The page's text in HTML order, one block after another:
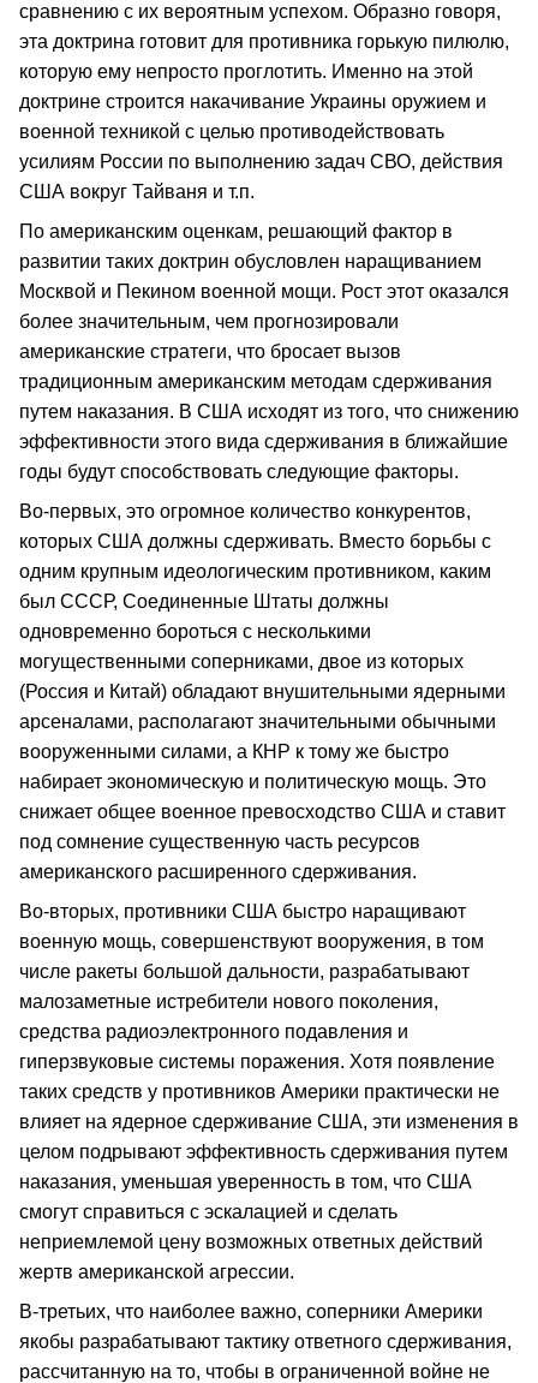
сравнению с их вероятным успехом. Образно говоря,
эта доктрина готовит для противника горькую пилюлю,
которую ему непросто проглотить. Именно на этой
доктрине строится накачивание Украины оружием и
военной техникой с целью противодействовать
усилиям России по выполнению задач СВО, действия
США вокруг Тайваня и т.п.
По американским оценкам, решающий фактор в
развитии таких доктрин обусловлен наращиванием
Москвой и Пекином военной мощи. Рост этот оказался
более значительным, чем прогнозировали
американские стратеги, что бросает вызов
традиционным американским методам сдерживания
путем наказания. В США исходят из того, что снижению
эффективности этого вида сдерживания в ближайшие
годы будут способствовать следующие факторы.
Во-первых, это огромное количество конкурентов,
которых США должны сдерживать. Вместо борьбы с
одним крупным идеологическим противником, каким
был СССР, Соединенные Штаты должны
одновременно бороться с несколькими
могущественными соперниками, двое из которых
(Россия и Китай) обладают внушительными ядерными
арсеналами, располагают значительными обычными
вооруженными силами, а КНР к тому же быстро
набирает экономическую и политическую мощь. Это
снижает общее военное превосходство США и ставит
под сомнение существенную часть ресурсов
американского расширенного сдерживания.
Во-вторых, противники США быстро наращивают
военную мощь, совершенствуют вооружения, в том
числе ракеты большой дальности, разрабатывают
малозаметные истребители нового поколения,
средства радиоэлектронного подавления и
гиперзвуковые системы поражения. Хотя появление
таких средств у противников Америки практически не
влияет на ядерное сдерживание США, эти изменения в
целом подрывают эффективность сдерживания путем
наказания, уменьшая уверенность в том, что США
смогут справиться с эскалацией и сделать
неприемлемой цену возможных ответных действий
жертв американской агрессии.
В-третьих, что наиболее важно, соперники Америки
якобы разрабатывают тактику ответного сдерживания,
рассчитанную на то, чтобы в ограниченной войне не